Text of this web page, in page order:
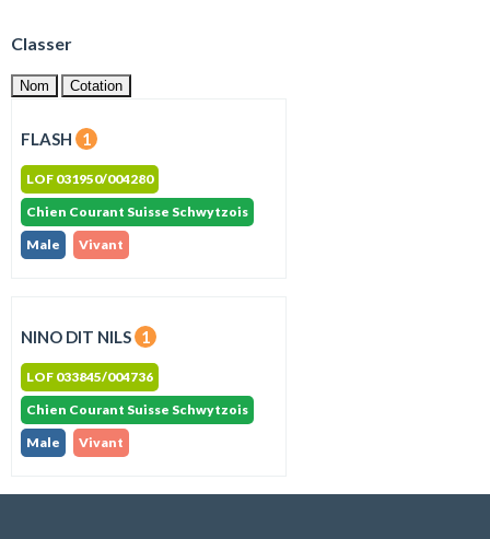
Classer
Nom Cotation
FLASH 1
LOF 031950/004280
Chien Courant Suisse Schwytzois
Male
Vivant
NINO DIT NILS 1
LOF 033845/004736
Chien Courant Suisse Schwytzois
Male
Vivant